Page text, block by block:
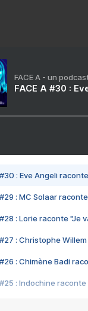
FACE A - un
FACE A #30 :
#30 : Eve Angeli
#29 : MC Solaar
#28 : Lorie raconte "Je
#27 : Christophe
#26 : Chimène Badi
#25 : Indochine